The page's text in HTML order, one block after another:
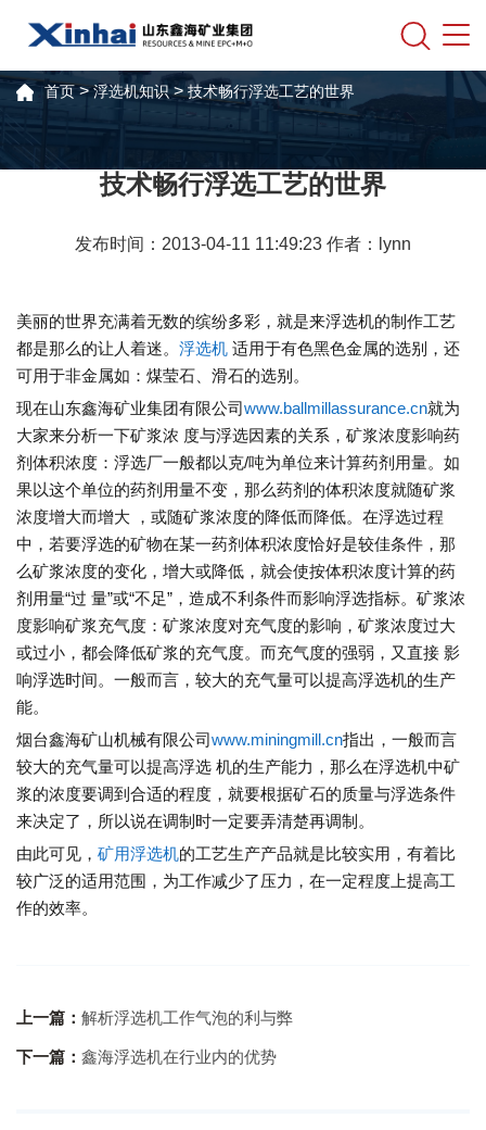
首页>浮选机知识>技术畅行浮选工艺的世界
技术畅行浮选工艺的世界
发布时间：2013-04-11 11:49:23 作者：lynn
美丽的世界充满着无数的缤纷多彩，就是来浮选机的制作工艺
都是那么的让人着迷。 浮选机 适用于有色黑色金属的选别，还
可用于非金属如：煤莹石、滑石的选别。
现在山东鑫海矿业集团有限公司 www.ballmillassurance.cn就为
大家来分析一下矿浆浓 度与浮选因素的关系，矿浆浓度影响药
剂体积浓度：浮选厂一般都以克/吨为单位来计算药剂用量。如
果以这个单位的药剂用量不变，那么药剂的体积浓度就随矿浆
浓度增大而增大 ，或随矿浆浓度的降低而降低。在浮选过程
中，若要浮选的矿物在某一药剂体积浓度恰好是较佳条件，那
么矿浆浓度的变化，增大或降低，就会使按体积浓度计算的药
剂用量“过 量”或“不足”，造成不利条件而影响浮选指标。矿浆浓
度影响矿浆充气度：矿浆浓度对充气度的影响，矿浆浓度过大
或过小，都会降低矿浆的充气度。而充气度的强弱，又直接 影
响浮选时间。一般而言，较大的充气量可以提高浮选机的生产
能。
烟台鑫海矿山机械有限公司 www.miningmill.cn指出，一般而言
较大的充气量可以提高浮选 机的生产能力，那么在浮选机中矿
浆的浓度要调到合适的程度，就要根据矿石的质量与浮选条件
来决定了，所以说在调制时一定要弄清楚再调制。
由此可见， 矿用浮选机的工艺生产产品就是比较实用，有着比
较广泛的适用范围，为工作减少了压力，在一定程度上提高工
作的效率。
上一篇： 解析浮选机工作气泡的利与弊
下一篇： 鑫海浮选机在行业内的优势